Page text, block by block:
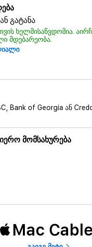
გატანა
ხელმისაწვდომია.
მდებარეობა.
Bank of Georgia ან
მომსახურება
Mac